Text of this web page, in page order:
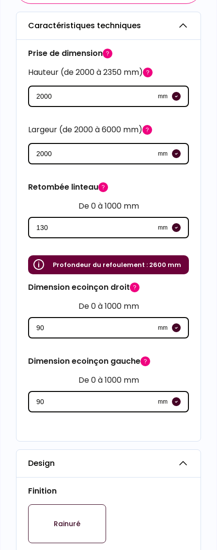
Caractéristiques techniques
Prise de dimension
Hauteur (de 2000 à 2350 mm)
mm
Largeur (de 2000 à 6000 mm)
mm
Retombée linteau
De 0 à 1000 mm
mm
Profondeur du refoulement : 2600 mm
Dimension ecoinçon droit
De 0 à 1000 mm
mm
Dimension ecoinçon gauche
De 0 à 1000 mm
mm
Design
Finition
Rainuré